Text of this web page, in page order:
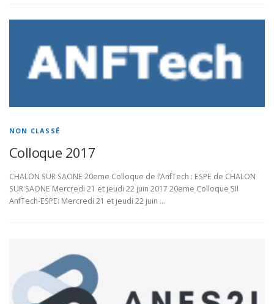
NON CLASSÉ
Colloque 2017
CHALON SUR SAONE 20eme Colloque de l’AnfTech : ESPE de CHALON
SUR SAONE Mercredi 21 et jeudi 22 juin 2017 20eme Colloque SII
AnfTech-ESPE: Mercredi 21 et jeudi 22 juin …